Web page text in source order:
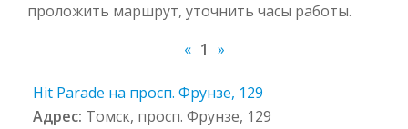
проложить маршрут, уточнить часы работы.
« 1 »
Hit Parade на просп. Фрунзе, 129
Адрес: Томск, просп. Фрунзе, 129